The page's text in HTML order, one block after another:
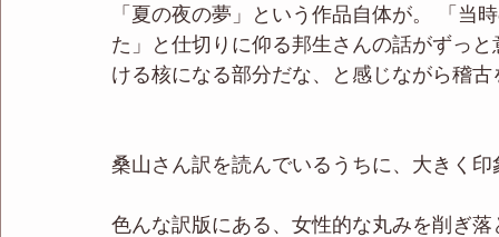
「夏の夜の夢」という作品自体が。 「当
た」と仕切りに仰る邦生さんの話がずっ
ける核になる部分だな、と感じながら稽
桑山さん訳を読んでいるうちに、大きく
色んな訳版にある、女性的な丸みを削ぎ